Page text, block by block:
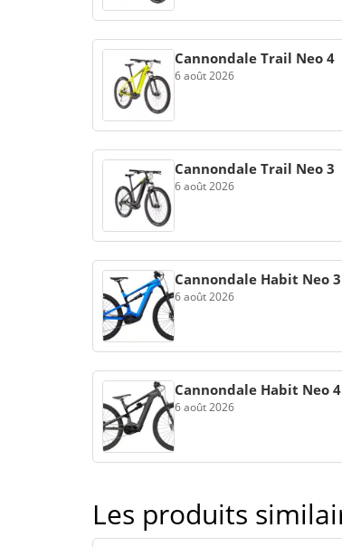
Cannondale Trail Neo 4
6 août 2026
Cannondale Trail Neo 3
6 août 2026
Cannondale Habit Neo 3
6 août 2026
Cannondale Habit Neo 4
6 août 2026
Les produits